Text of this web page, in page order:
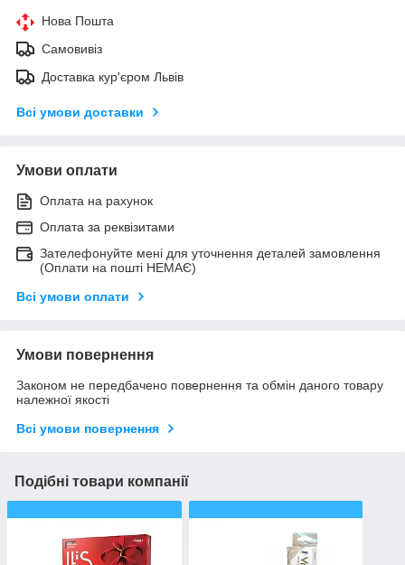
Нова Пошта
Самовивіз
Доставка кур'єром Львів
Всі умови доставки
Умови оплати
Оплата на рахунок
Оплата за реквізитами
Зателефонуйте мені для уточнення деталей замовлення
(Оплати на пошті НЕМАЄ)
Всі умови оплати
Умови повернення
Законом не передбачено повернення та обмін даного товару
належної якості
Всі умови повернення
Подібні товари компанії